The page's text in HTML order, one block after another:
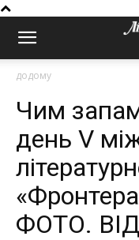
додому
Чим
день V
ФОТО.